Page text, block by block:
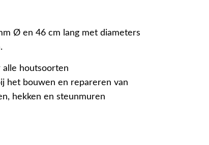
Ø en 46 cm lang met diameters
alle houtsoorten
het bouwen en repareren van
hekken en steunmuren